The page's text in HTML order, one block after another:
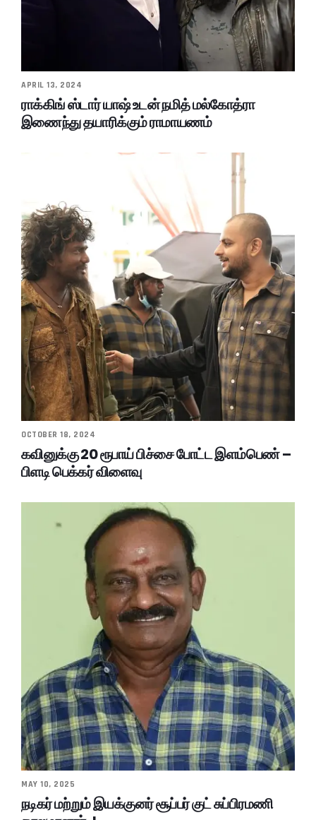
APRIL 13, 2024
ராக்கிங் ஸ்டார் யாஷ் உடன் நமித் மல்கோத்ரா
இணைந்து தயாரிக்கும் ராமாயணம்
OCTOBER 18, 2024
கவினுக்கு 20 ரூபாய் பிச்சை போட்ட இளம்பெண் –
பிளடி பெக்கர் விளைவு
MAY 10, 2025
நடிகர் மற்றும் இயக்குனர் சூப்பர் குட் சுப்பிரமணி